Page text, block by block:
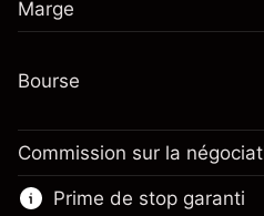
Frais sur la valeur totale
Taille de la position
Valeur nominale avec
de overnight
position
Taille de la position
~$5,000.00
Marge
Bourse
Commission sur la
Prime de stop garanti